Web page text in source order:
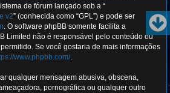
de fórum lançado sob a “
v2” (conhecida como “GPL”) e pode ser
. O software phpBB somente facilita a
Limited não é responsável pelo conteúdo ou
Se você gostaria de mais informações
www.phpbb.com/.
qualquer mensagem abusiva, obscena,
pornográfica ou qualquer outro